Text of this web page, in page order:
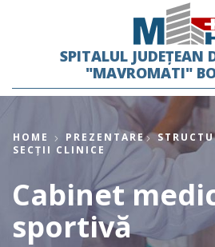
SPITALUL JUDEȚEAN
"MAVROMATI"
HOME PREZENTARE
SECȚII CLINICE
Cabinet
sportivă